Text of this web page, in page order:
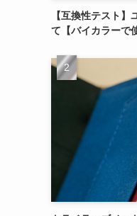
【互換性テスト
て【バイカラーで